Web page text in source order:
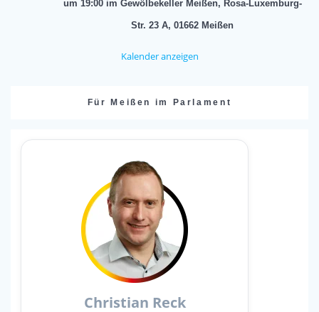
um 19:00 im Gewölbekeller Meißen, Rosa-Luxemburg-
Str. 23 A, 01662 Meißen
Kalender anzeigen
Für Meißen im Parlament
Christian Reck